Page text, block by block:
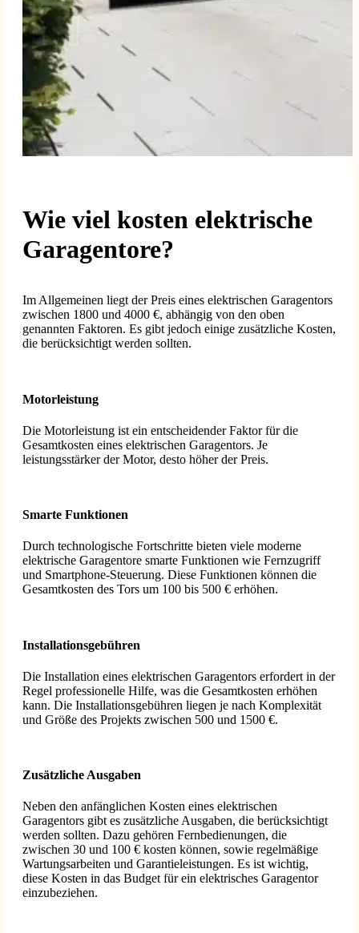
Wie viel kosten elektrische
Garagentore?
Im Allgemeinen liegt der Preis eines elektrischen Garagentors
zwischen 1800 und 4000 €, abhängig von den oben
genannten Faktoren. Es gibt jedoch einige zusätzliche Kosten,
die berücksichtigt werden sollten.
Motorleistung
Die Motorleistung ist ein entscheidender Faktor für die
Gesamtkosten eines elektrischen Garagentors. Je
leistungsstärker der Motor, desto höher der Preis.
Smarte Funktionen
Durch technologische Fortschritte bieten viele moderne
elektrische Garagentore smarte Funktionen wie Fernzugriff
und Smartphone-Steuerung. Diese Funktionen können die
Gesamtkosten des Tors um 100 bis 500 € erhöhen.
Installationsgebühren
Die Installation eines elektrischen Garagentors erfordert in der
Regel professionelle Hilfe, was die Gesamtkosten erhöhen
kann. Die Installationsgebühren liegen je nach Komplexität
und Größe des Projekts zwischen 500 und 1500 €.
Zusätzliche Ausgaben
Neben den anfänglichen Kosten eines elektrischen
Garagentors gibt es zusätzliche Ausgaben, die berücksichtigt
werden sollten. Dazu gehören Fernbedienungen, die
zwischen 30 und 100 € kosten können, sowie regelmäßige
Wartungsarbeiten und Garantieleistungen. Es ist wichtig,
diese Kosten in das Budget für ein elektrisches Garagentor
einzubeziehen.